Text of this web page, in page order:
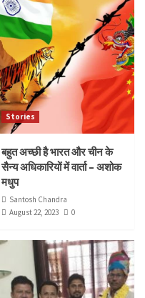
Stories
बहुत अच्छी है भारत और चीन के
सैन्य अधिकारियों में वार्ता – अशोक
मधुप
Santosh Chandra
August 22, 2023
0